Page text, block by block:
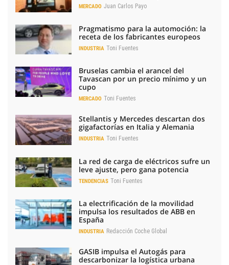
MERCADO Juan Carlos Payo
Pragmatismo para la automoción: la
receta de los fabricantes europeos
INDUSTRIA Toni Fuentes
Bruselas cambia el arancel del
Tavascan por un precio mínimo y un
cupo
MERCADO Toni Fuentes
Stellantis y Mercedes descartan dos
gigafactorías en Italia y Alemania
INDUSTRIA Toni Fuentes
La red de carga de eléctricos sufre un
leve ajuste, pero gana potencia
TENDENCIAS Toni Fuentes
La electrificación de la movilidad
impulsa los resultados de ABB en
España
INDUSTRIA Redacción Coche Global
GASIB impulsa el Autogás para
descarbonizar la logística urbana